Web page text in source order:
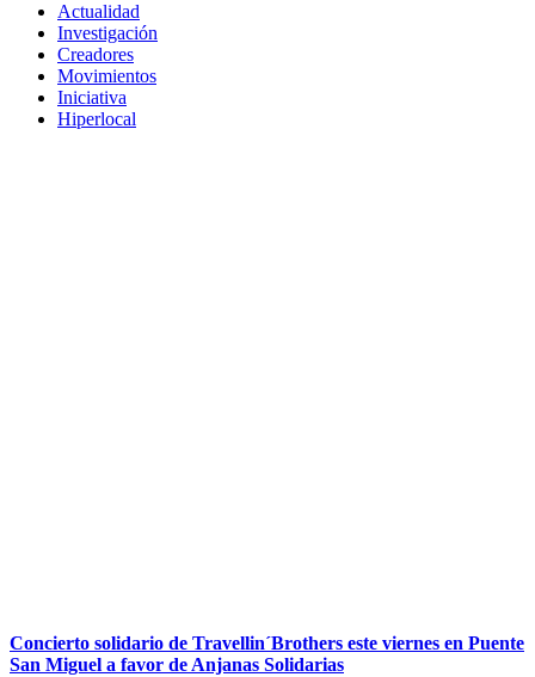
Actualidad
Investigación
Creadores
Movimientos
Iniciativa
Hiperlocal
Concierto solidario de Travellin´Brothers este viernes en Puente
San Miguel a favor de Anjanas Solidarias